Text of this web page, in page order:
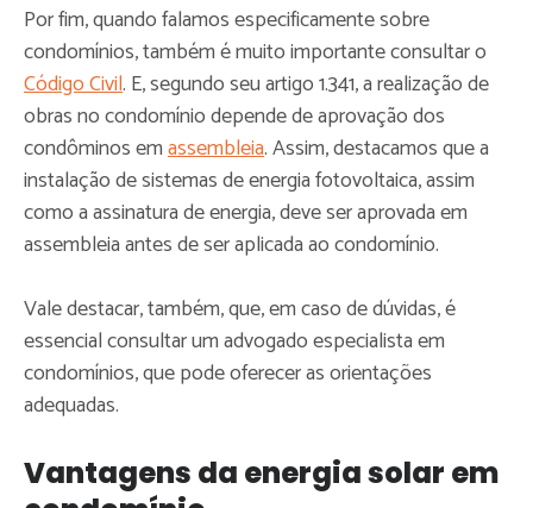
Por fim, quando falamos especificamente sobre
condomínios, também é muito importante consultar o
Código Civil. E, segundo seu artigo 1.341, a realização de
obras no condomínio depende de aprovação dos
condôminos emassembleia. Assim, destacamos que a
instalação de sistemas de energia fotovoltaica, assim
como a assinatura de energia, deve ser aprovada em
assembleia antes de ser aplicada ao condomínio.
Vale destacar, também, que, em caso de dúvidas, é
essencial consultar um advogado especialista em
condomínios, que pode oferecer as orientações
adequadas.
Vantagens da energia solar em